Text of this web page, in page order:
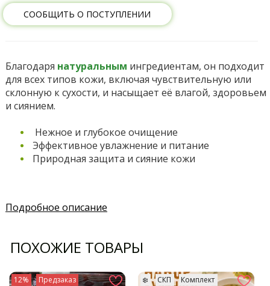
СООБЩИТЬ О ПОСТУПЛЕНИИ
Благодаря натуральным ингредиентам, он подходит
для всех типов кожи, включая чувствительную или
склонную к сухости, и насыщает её влагой, здоровьем
и сиянием.
Нежное и глубокое очищение
Эффективное увлажнение и питание
Природная защита и сияние кожи
Подробное описание
ПОХОЖИЕ ТОВАРЫ
12%
Предзаказ
❄️ СКП Комплект